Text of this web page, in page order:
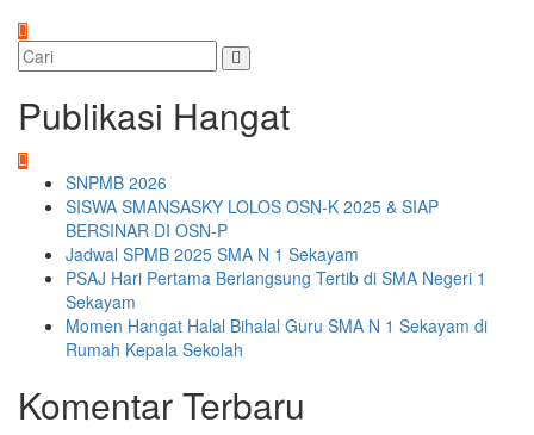
Publikasi Hangat
SNPMB 2026
SISWA SMANSASKY LOLOS OSN-K 2025 & SIAP
BERSINAR DI OSN-P
Jadwal SPMB 2025 SMA N 1 Sekayam
PSAJ Hari Pertama Berlangsung Tertib di SMA Negeri 1
Sekayam
Momen Hangat Halal Bihalal Guru SMA N 1 Sekayam di
Rumah Kepala Sekolah
Komentar Terbaru